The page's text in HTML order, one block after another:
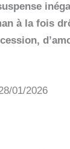
à la fois
01/2026